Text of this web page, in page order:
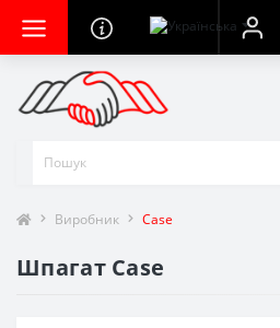
Виробник Case
Шпагат Case